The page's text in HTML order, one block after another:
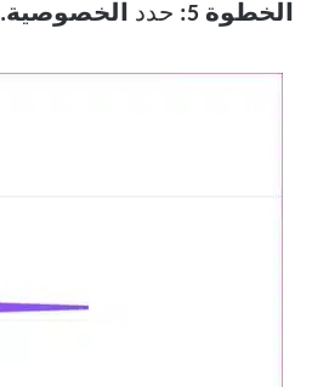
الخطوة 5: حدد الخصوصية.